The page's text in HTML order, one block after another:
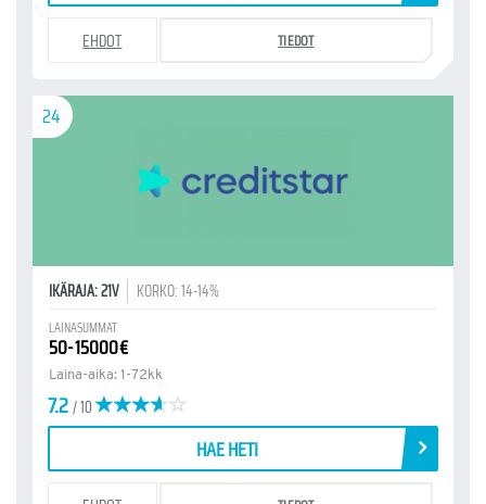
EHDOT TIEDOT
24
IKÄRAJA: 21V KORKO: 14-14%
LAINASUMMAT
50-15000€
Laina-aika: 1-72kk
7.2/ 10
HAE HETI